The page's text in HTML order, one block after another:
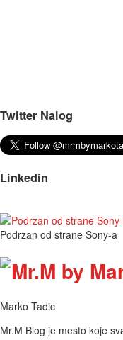
Twitter Nalog
Linkedin
Podrzan od strane Sony-a
Marko Tadic
Mr.M Blog je mesto koje